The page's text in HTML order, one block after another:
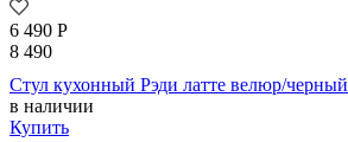
6 490 Р
8 490
Стул кухонный Рэди латте велюр/черный
в наличии
Купить